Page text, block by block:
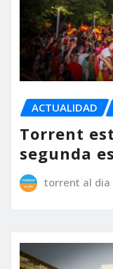
ACTUALIDAD
Torrent
segunda
torrent al dia